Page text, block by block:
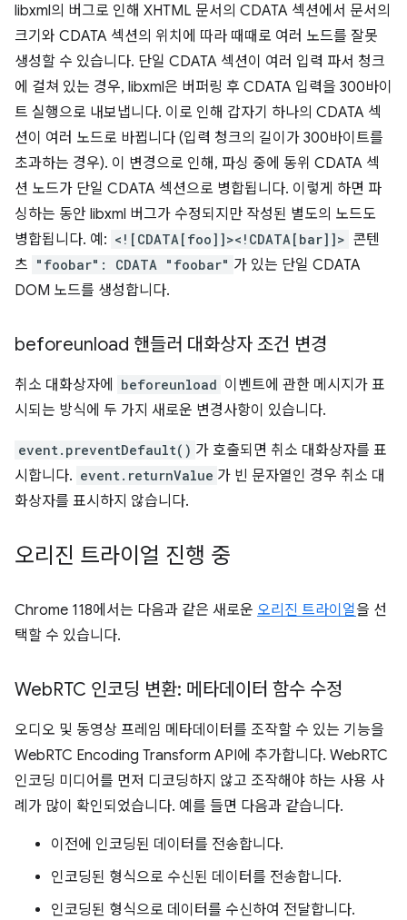
libxml의 버그로 인해 XHTML 문서의 CDATA 섹션에서 문서의
크기와 CDATA 섹션의 위치에 따라 때때로 여러 노드를 잘못
생성할 수 있습니다. 단일 CDATA 섹션이 여러 입력 파서 청크
에 걸쳐 있는 경우, libxml은 버퍼링 후 CDATA 입력을 300바이
트 실행으로 내보냅니다. 이로 인해 갑자기 하나의 CDATA 섹
션이 여러 노드로 바뀝니다 (입력 청크의 길이가 300바이트를
초과하는 경우). 이 변경으로 인해, 파싱 중에 동위 CDATA 섹
션 노드가 단일 CDATA 섹션으로 병합됩니다. 이렇게 하면 파
싱하는 동안 libxml 버그가 수정되지만 작성된 별도의 노드도
병합됩니다. 예: <![CDATA[foo]]><!CDATA[bar]]> 콘텐
츠 "foobar": CDATA "foobar" 가 있는 단일 CDATA
DOM 노드를 생성합니다.
beforeunload 핸들러 대화상자 조건 변경
취소 대화상자에 beforeunload 이벤트에 관한 메시지가 표
시되는 방식에 두 가지 새로운 변경사항이 있습니다.
event.preventDefault() 가 호출되면 취소 대화상자를 표
시합니다. event.returnValue 가 빈 문자열인 경우 취소 대
화상자를 표시하지 않습니다.
오리진 트라이얼 진행 중
Chrome 118에서는 다음과 같은 새로운 오리진 트라이얼을 선
택할 수 있습니다.
WebRTC 인코딩 변환: 메타데이터 함수 수정
오디오 및 동영상 프레임 메타데이터를 조작할 수 있는 기능을
WebRTC Encoding Transform API에 추가합니다. WebRTC
인코딩 미디어를 먼저 디코딩하지 않고 조작해야 하는 사용 사
례가 많이 확인되었습니다. 예를 들면 다음과 같습니다.
이전에 인코딩된 데이터를 전송합니다.
인코딩된 형식으로 수신된 데이터를 전송합니다.
인코딩된 형식으로 데이터를 수신하여 전달합니다.